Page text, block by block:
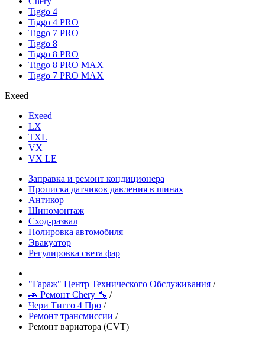
Tiggo 4
Tiggo 4 PRO
Tiggo 7 PRO
Tiggo 8
Tiggo 8 PRO
Tiggo 8 PRO MAX
Tiggo 7 PRO MAX
Exeed
Exeed
LX
TXL
VX
VX LE
Заправка и ремонт кондиционера
Прописка датчиков давления в шинах
Антикор
Шиномонтаж
Сход-развал
Полировка автомобиля
Эвакуатор
Регулировка света фар
"Гараж" Центр Технического Обслуживания /
🚗 Ремонт Chery 🔧 /
Чери Тигго 4 Про /
Ремонт трансмиссии /
Ремонт вариатора (CVT)